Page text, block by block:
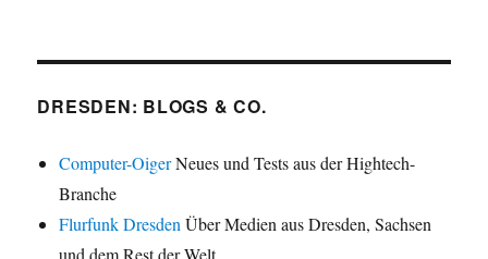
DRESDEN: BLOGS & CO.
Computer-OigerNeues und Tests aus der Hightech-
Branche
Flurfunk Dresden Über Medien aus Dresden, Sachsen
und dem Rest der Welt